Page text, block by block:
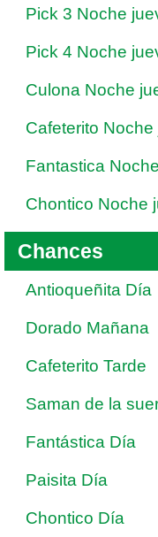
Pick 3 Noche
Pick 4 Noche
Culona Noche
Cafeterito
Fantastica
Chontico Noche
Chances
Antioqueñita Día
Dorado Mañana
Cafeterito Tarde
Saman de la
Fantástica Día
Paisita Día
Chontico Día